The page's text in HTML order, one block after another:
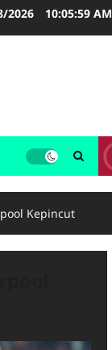
2026 10:05:59 AM
Kepincut